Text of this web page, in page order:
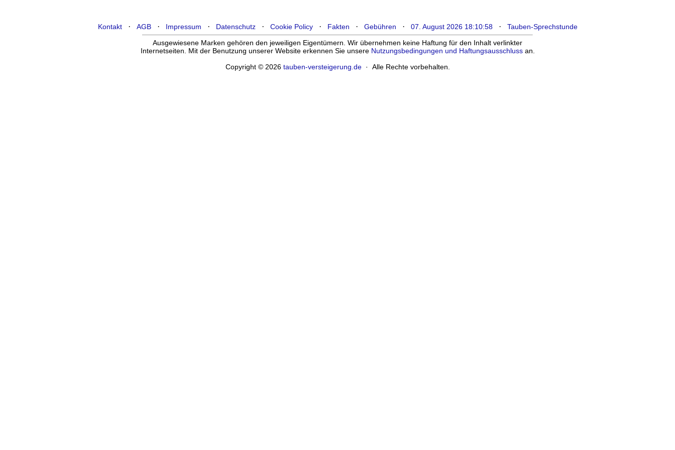
Kontakt· AGB· Impressum · Datenschutz· Cookie Policy· Fakten · Gebühren · 07. August 2026 18:10:58· Tauben-Sprechstunde
Ausgewiesene Marken gehören den jeweiligen Eigentümern. Wir übernehmen keine Haftung für den Inhalt verlinkter
Internetseiten. Mit der Benutzung unserer Website erkennen Sie unsere Nutzungsbedingungen und Haftungsausschlussan.
Copyright © 2026 tauben-versteigerung.de· Alle Rechte vorbehalten.